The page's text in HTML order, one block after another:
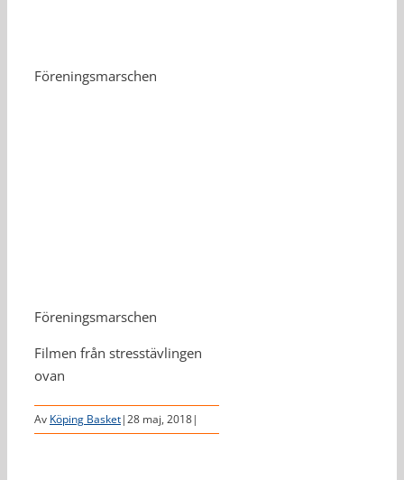
Föreningsmarschen
Föreningsmarschen
Filmen från stresstävlingen
ovan
Av Köping Basket|28 maj, 2018|